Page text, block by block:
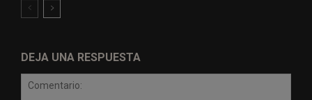
DEJA UNA RESPUESTA